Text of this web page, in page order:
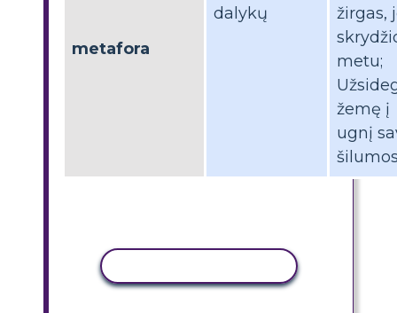
metafora
dalykų
žirgas,
metu;
žemę į
ugnį